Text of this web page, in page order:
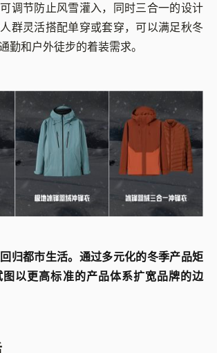
调节防止风雪灌入，同时三合一的设计
群灵活搭配单穿或套穿，可以满足秋冬
勤和户外徒步的着装需求。
归都市生活。通过多元化的冬季产品矩
图以更高标准的产品体系扩宽品牌的边